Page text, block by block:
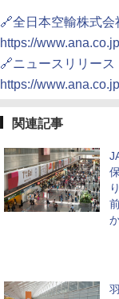
🔗全日本空輸株式会
https://
🔗ニュースリリース
https://
関連記事